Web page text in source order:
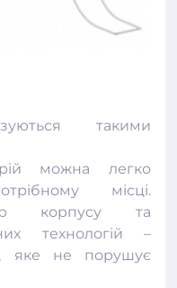
такими
можна легко
місці.
корпусу та
технологій –
яке не порушує